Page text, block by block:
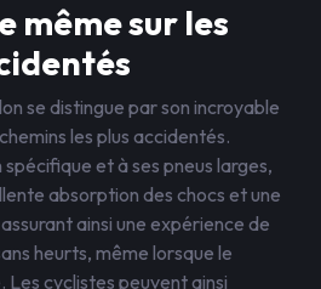
même sur les
se distingue par son incroyable
les plus accidentés.
et à ses pneus larges,
absorption des chocs et une
ainsi une expérience de
heurts, même lorsque le
cyclistes peuvent ainsi